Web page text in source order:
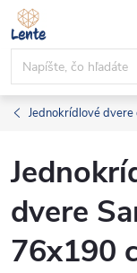
Prejsť
na
obsah
Jednokrídlové dvere
dvere
76x190